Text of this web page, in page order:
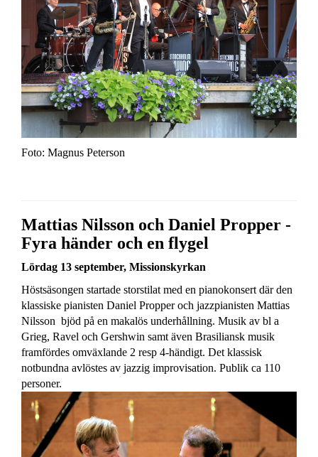
Foto: Magnus Peterson
Mattias Nilsson och Daniel Propper -
Fyra händer och en flygel
Lördag 13 september, Missionskyrkan
Höstsäsongen startade storstilat med en pianokonsert där den
klassiske pianisten Daniel Propper och jazzpianisten Mattias
Nilsson bjöd på en makalös underhållning. Musik av bl a
Grieg, Ravel och Gershwin samt även Brasiliansk musik
framfördes omväxlande 2 resp 4-händigt. Det klassisk
notbundna avlöstes av jazzig improvisation. Publik ca 110
personer.